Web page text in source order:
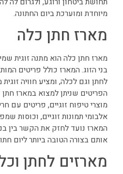
מיוחדת ומוערכת ביום החתונה.
מארז חתן כלה
מארז חתן כלה הוא מתנה זוגית
בני הזוג. המארז כולל פריטים
לחתן וגם לכלה, ומציע חוויה זוגית
הפריטים שניתן למצוא במארז חתן
מוצרי טיפוח זוגיים, פריטים עם
אלבומי תמונות זוגיים, וכוסות
המארז נועד לחזק את הקשר בין בני
אותם בצורה הטובה ביותר ליום
מארזים לחתן